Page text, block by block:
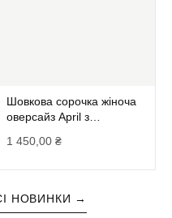
Шовкова сорочка жіноча
оверсайз April з
1 450,00₴
НОВИНКИ →